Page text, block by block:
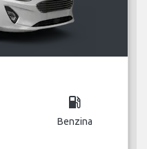
local_gas_station
Benzina